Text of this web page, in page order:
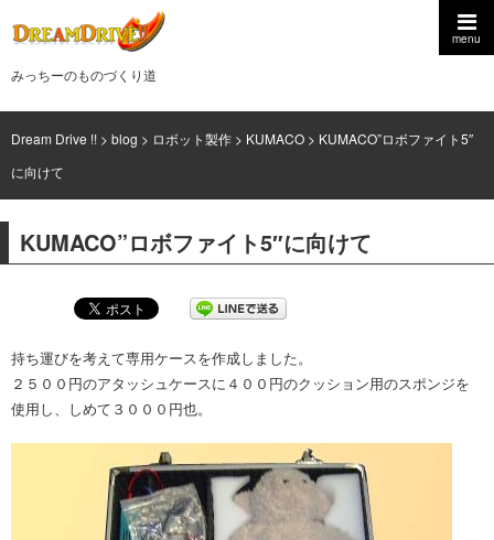
menu
みっちーのものづくり道
Dream Drive !! > blog > ロボット製作 > KUMACO > KUMACO”ロボファイト5″
に向けて
KUMACO”ロボファイト5″に向けて
持ち運びを考えて専用ケースを作成しました。
２５００円のアタッシュケースに４００円のクッション用のスポンジを
使用し、しめて３０００円也。